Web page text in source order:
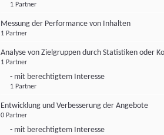
1 Partner
Messung der Performance von Inhalten
1 Partner
Analyse von Zielgruppen durch Statistiken oder
1 Partner
- mit berechtigtem Interesse
1 Partner
Entwicklung und Verbesserung der Angebote
0 Partner
- mit berechtigtem Interesse